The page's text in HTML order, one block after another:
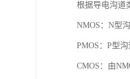
根据导电沟道
NMOS：N型
PMOS：P型
CMOS：由